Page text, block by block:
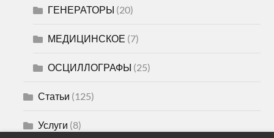
ГЕНЕРАТОРЫ (20)
МЕДИЦИНСКОЕ (7)
ОСЦИЛЛОГРАФЫ (25)
Статьи (125)
Услуги (8)